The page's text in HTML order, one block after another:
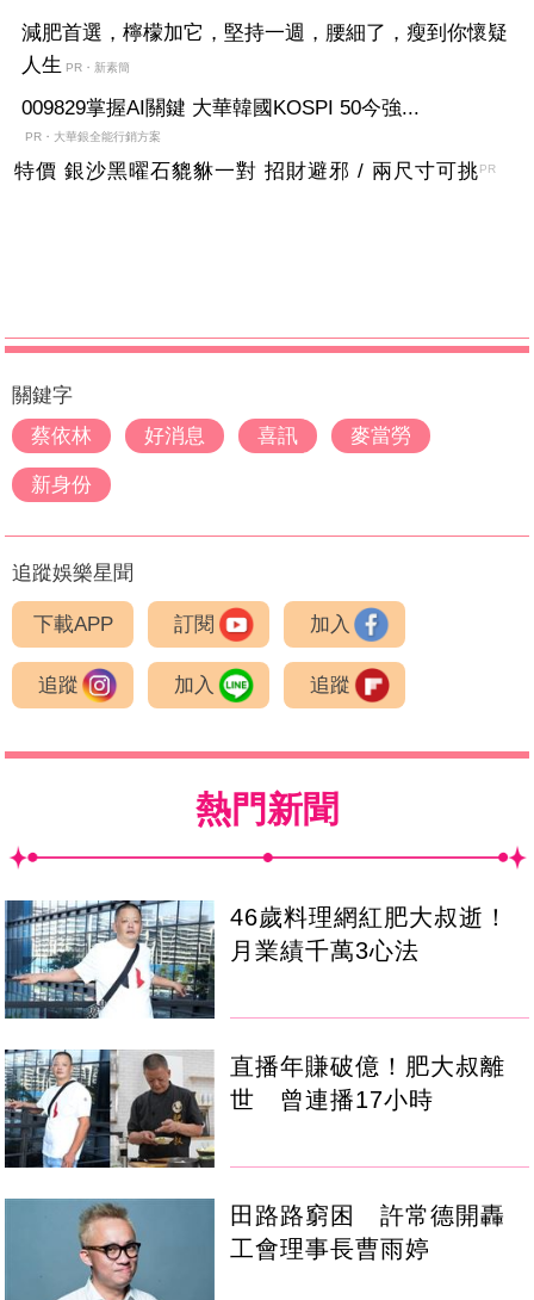
減肥首選，檸檬加它，堅持一週，腰細了，瘦到你懷疑
人生 PR・新素簡
009829掌握AI關鍵 大華韓國KOSPI 50今強...
PR・大華銀全能行銷方案
特價 銀沙黑曜石貔貅一對 招財避邪 / 兩尺寸可挑PR
關鍵字
蔡依林
好消息 喜訊 麥當勞
新身份
追蹤娛樂星聞
下載APP 訂閱 加入
追蹤 加入 追蹤
熱門新聞
46歲料理網紅肥大叔逝！
月業績千萬3心法
直播年賺破億！肥大叔離
世 曾連播17小時
田路路窮困 許常德開轟
工會理事長曹雨婷